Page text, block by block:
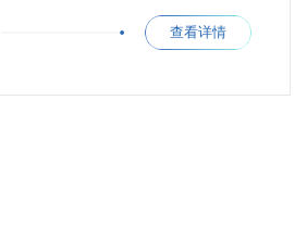
查看详情